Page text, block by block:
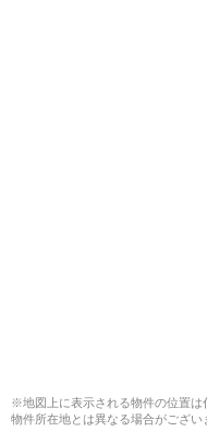
※地図上に表示される物件の位置は
物件所在地とは異なる場合がござい